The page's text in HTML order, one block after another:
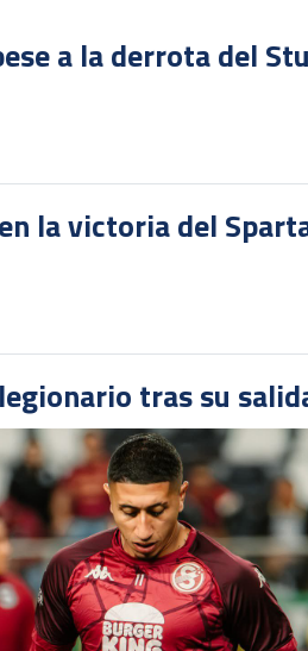
a la derrota del
la victoria del
tras su